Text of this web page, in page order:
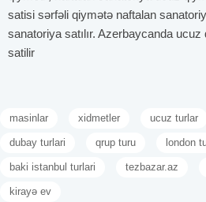
satisi sərfəli qiymətə naftalan
sanatoriya satılır. Azerbaycanda
satilir
masinlar xidmetler ucuz turlar
dubay turlari qrup turu london
baki istanbul turlari tezbazar.az
kirayə ev